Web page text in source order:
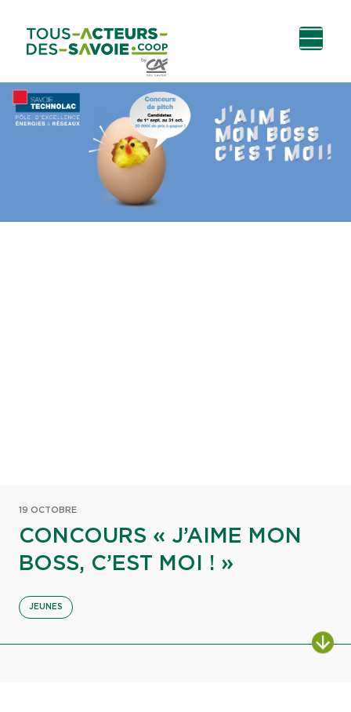
contenu
principal
19 OCTOBRE
CONCOURS « J’AIME MON
BOSS, C’EST MOI ! »
JEUNES